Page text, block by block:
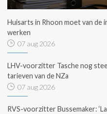
Huisarts in Rhoon moet van de
werken
07 aug 2026
LHV-voorzitter Tasche nog
tarieven van de NZa
07 aug 2026
RVS-voorzitter Bussemaker: